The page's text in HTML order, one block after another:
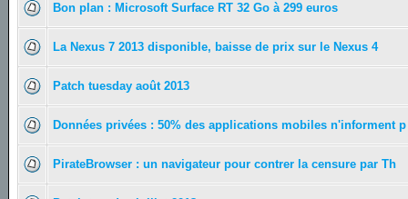
Bon plan : Microsoft Surface RT 32 Go à 299 euros
La Nexus 7 2013 disponible, baisse de prix sur le Nexus 4
Patch tuesday août 2013
Données privées : 50% des applications mobiles n'informent p
PirateBrowser : un navigateur pour contrer la censure par Th